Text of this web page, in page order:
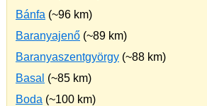
Bánfa (~96 km)
Baranyajenő (~89 km)
Baranyaszentgyörgy (~88 km)
Basal (~85 km)
Boda (~100 km)